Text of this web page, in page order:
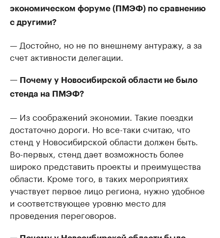
экономическом форуме (ПМЭФ) по сравнению
с другими?
— Достойно, но не по внешнему антуражу, а за
счет активности делегации.
— Почему у Новосибирской области не было
стенда на ПМЭФ?
— Из соображений экономии. Такие поездки
достаточно дороги. Но все-таки считаю, что
стенд у Новосибирской области должен быть.
Во-первых, стенд дает возможность более
широко представить проекты и преимущества
области. Кроме того, в таких мероприятиях
участвует первое лицо региона, нужно удобное
и соответствующее уровню место для
проведения переговоров.